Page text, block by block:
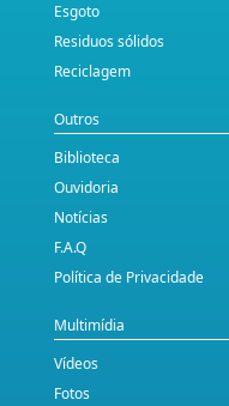
Esgoto
Residuos sólidos
Reciclagem
Outros
Biblioteca
Ouvidoria
Notícias
F.A.Q
Política de Privacidade
Multimídia
Vídeos
Fotos